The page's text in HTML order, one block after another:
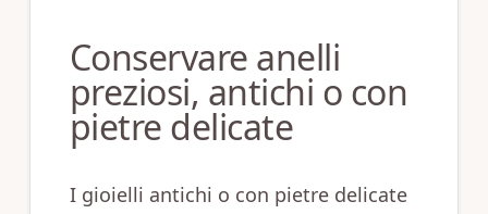
Conservare anelli
preziosi, antichi o con
pietre delicate
I gioielli antichi o con pietre delicate